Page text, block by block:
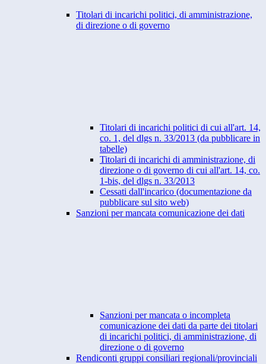
Titolari di incarichi politici, di amministrazione,
di direzione o di governo
Titolari di incarichi politici di cui all'art. 14,
co. 1, del dlgs n. 33/2013 (da pubblicare in
tabelle)
Titolari di incarichi di amministrazione, di
direzione o di governo di cui all'art. 14, co.
1-bis, del dlgs n. 33/2013
Cessati dall'incarico (documentazione da
pubblicare sul sito web)
Sanzioni per mancata comunicazione dei dati
Sanzioni per mancata o incompleta
comunicazione dei dati da parte dei titolari
di incarichi politici, di amministrazione, di
direzione o di governo
Rendiconti gruppi consiliari regionali/provinciali